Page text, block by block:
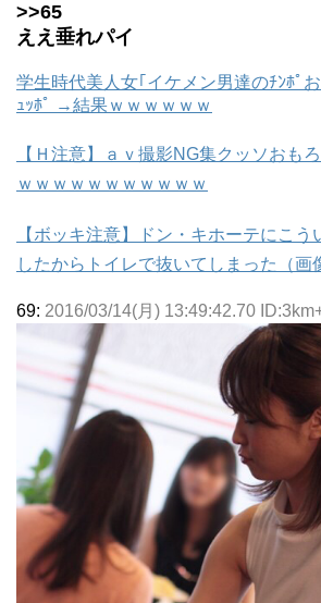
>>65
ええ垂れパイ
学生時代美人女｢イケメン男達のﾁﾝﾎﾟ
ｭｯﾎﾟ →結果ｗｗｗｗｗｗ
【Ｈ注意】ａｖ撮影NG集クッソおも
ｗｗｗｗｗｗｗｗｗｗｗ
【ボッキ注意】ドン・キホーテにこう
したからトイレで抜いてしまった（画
69: 2016/03/14(月) 13:49:42.70